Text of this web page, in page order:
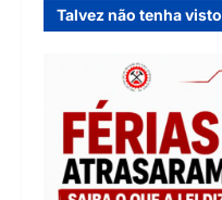
Talvez não tenha visto